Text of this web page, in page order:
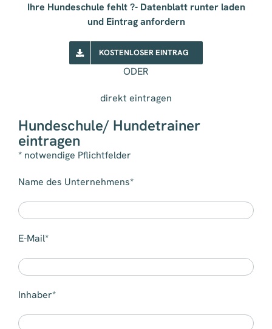
Ihre Hundeschule fehlt ?- Datenblatt runter laden
und Eintrag anfordern
KOSTENLOSER EINTRAG
ODER
direkt eintragen
Hundeschule/ Hundetrainer
eintragen
* notwendige Pflichtfelder
Name des Unternehmens*
E-Mail*
Inhaber*